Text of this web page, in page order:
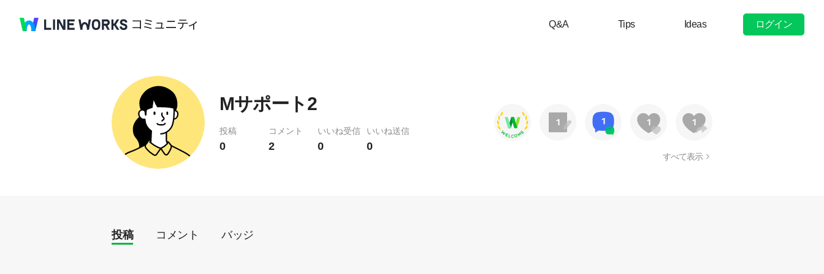
Q&A Tips Ideas ログイン
Mサポート2
投稿
0
コメント
2
いいね受信
0
いいね送信
0
すべて表示
投稿 コメント バッジ